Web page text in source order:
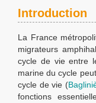
Introduction
La France
migrateurs
cycle de vie entre
marine du cycle
cycle de vie (
fonctions